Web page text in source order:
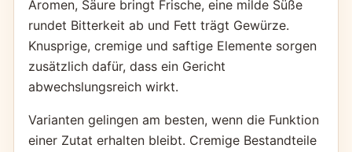
Aromen, Säure bringt Frische, eine milde Süße
rundet Bitterkeit ab und Fett trägt Gewürze.
Knusprige, cremige und saftige Elemente sorgen
zusätzlich dafür, dass ein Gericht
abwechslungsreich wirkt.
Varianten gelingen am besten, wenn die Funktion
einer Zutat erhalten bleibt. Cremige Bestandteile